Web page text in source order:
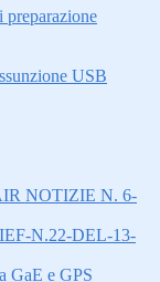
preparazione
USB
NOTIZIE N. 6-
N.22-DEL-13-
GaE e GPS